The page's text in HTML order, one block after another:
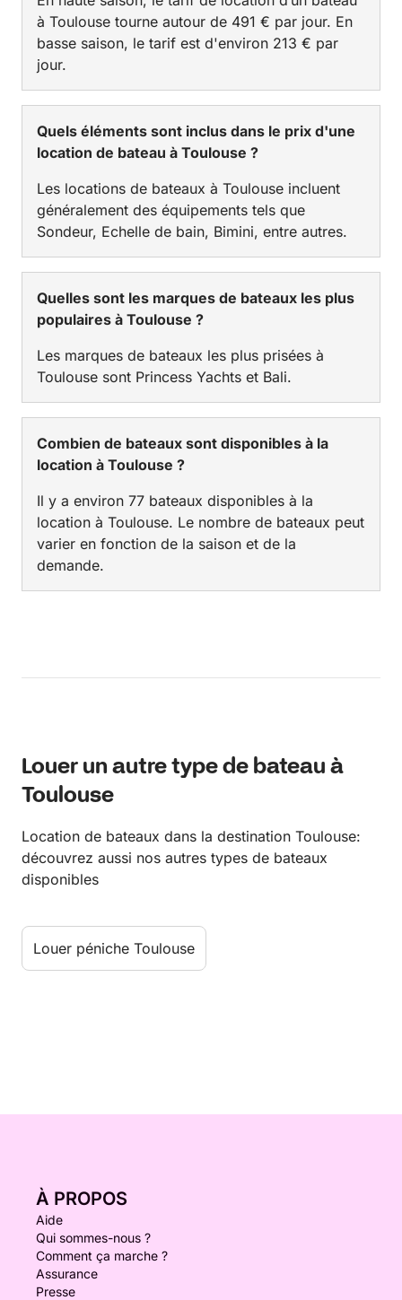
à Toulouse tourne autour de 491 € par jour. En
basse saison, le tarif est d'environ 213 € par
jour.
Quels éléments sont inclus dans le prix d'une
location de bateau à Toulouse ?
Les locations de bateaux à Toulouse incluent
généralement des équipements tels que
Sondeur, Echelle de bain, Bimini, entre autres.
Quelles sont les marques de bateaux les plus
populaires à Toulouse ?
Les marques de bateaux les plus prisées à
Toulouse sont Princess Yachts et Bali.
Combien de bateaux sont disponibles à la
location à Toulouse ?
Il y a environ 77 bateaux disponibles à la
location à Toulouse. Le nombre de bateaux peut
varier en fonction de la saison et de la
demande.
Louer un autre type de bateau à
Toulouse
Location de bateaux dans la destination Toulouse:
découvrez aussi nos autres types de bateaux
disponibles
Louer péniche Toulouse
À PROPOS
Aide
Qui sommes-nous ?
Comment ça marche ?
Assurance
Presse